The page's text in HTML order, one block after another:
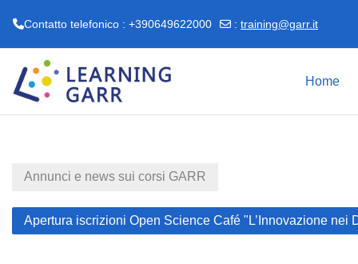
Contatto telefonico : +390649622000 : training@garr.it
Home
Annunci e news sui corsi GARR
Apertura iscrizioni Open Science Café "L’Innovazione